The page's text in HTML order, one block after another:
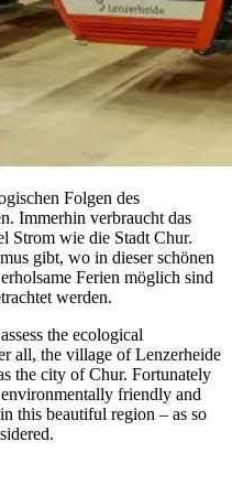
Folgen des
Immerhin verbraucht das
Strom wie die Stadt Chur.
gibt, wo in dieser schönen
Ferien möglich sind
werden.
the ecological
all, the village of Lenzerheide
the city of Chur. Fortunately
friendly and
this beautiful region – as so